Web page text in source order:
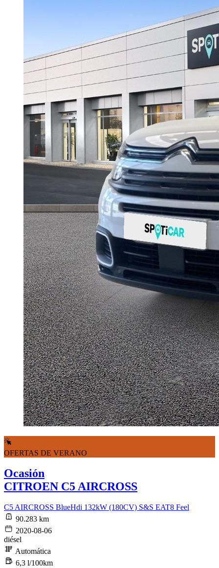
OFERTAS DE VERANO
Ocasión
CITROEN C5 AIRCROSS
C5 AIRCROSS BlueHdi 132kW (180CV) S&S EAT8 Feel
90.283 km
2020-08-06
diésel
Automática
6,3 l/100km